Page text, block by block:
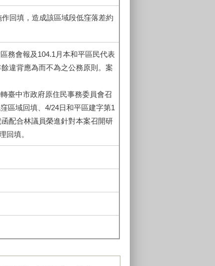
回填，造成該區域段低窪落差約
務會報及104.1月本和平區民代表
違背應為而不為之公務原則。案
臺中市政府原住民事務委員會召
區域回填、4/24日和平區建字第1
配合林議員榮進針對本案召開研
回填。